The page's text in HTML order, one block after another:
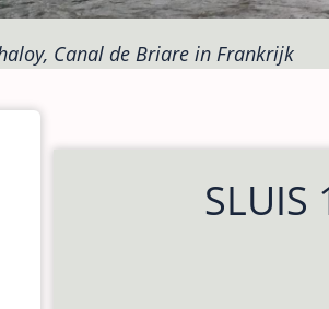
Canal de Briare in Frankrijk
SLUIS